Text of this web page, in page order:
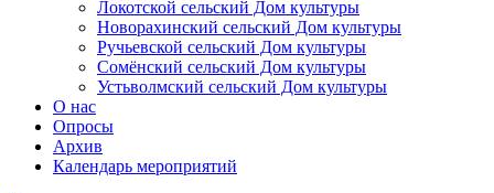
Локотской сельский Дом культуры
Новорахинский сельский Дом культуры
Ручьевской сельский Дом культуры
Сомёнский сельский Дом культуры
Устьволмский сельский Дом культуры
О нас
Опросы
Архив
Календарь мероприятий